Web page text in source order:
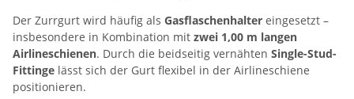
Der Zurrgurt wird häufig als Gasflaschenhalter eingesetzt –
insbesondere in Kombination mit zwei 1,00 m langen
Airlineschienen. Durch die beidseitig vernähten Single-Stud-
Fittinge lässt sich der Gurt flexibel in der Airlineschiene
positionieren.